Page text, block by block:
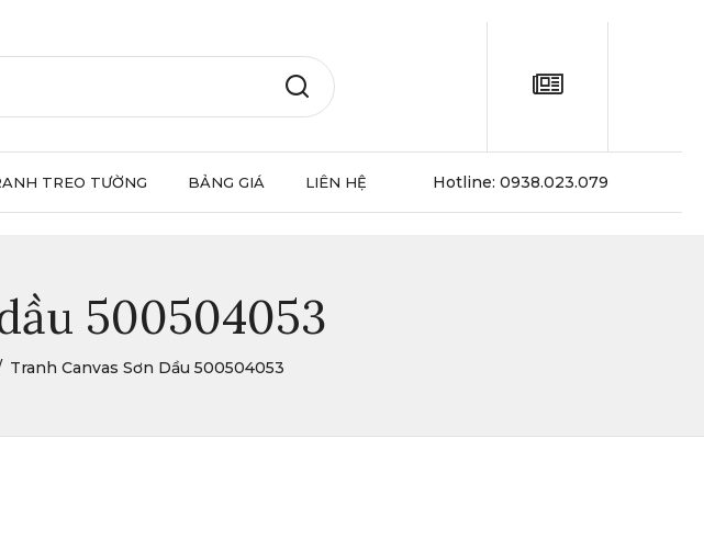
TREO TƯỜNG BẢNG GIÁ LIÊN HỆ Hotline: 0938.023.079
500504053
Tranh Canvas Sơn Dầu 500504053